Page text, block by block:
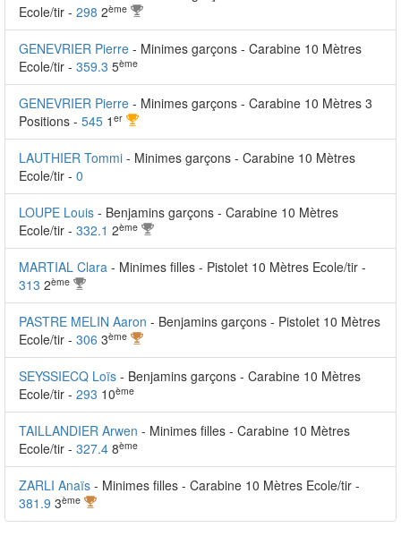
Ecole/tir - 298 2ème
GENEVRIER Pierre - Minimes garçons - Carabine 10 Mètres
Ecole/tir - 359.3 5ème
GENEVRIER Pierre - Minimes garçons - Carabine 10 Mètres 3
Positions - 545 1 er
LAUTHIER Tommi - Minimes garçons - Carabine 10 Mètres
Ecole/tir - 0
LOUPE Louis - Benjamins garçons - Carabine 10 Mètres
Ecole/tir - 332.1 2ème
MARTIAL Clara - Minimes filles - Pistolet 10 Mètres Ecole/tir -
313 2ème
PASTRE MELIN Aaron - Benjamins garçons - Pistolet 10 Mètres
Ecole/tir - 306 3ème
SEYSSIECQ Loïs - Benjamins garçons - Carabine 10 Mètres
Ecole/tir - 293 10ème
TAILLANDIER Arwen - Minimes filles - Carabine 10 Mètres
Ecole/tir - 327.4 8ème
ZARLI Anaïs - Minimes filles - Carabine 10 Mètres Ecole/tir -
381.9 3ème